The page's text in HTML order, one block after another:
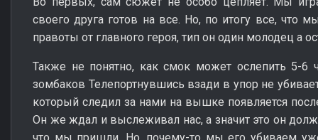
своего друга готов на все. Но, по итогу все, что
правоты от главного героя, тип он один молодец а
Также не понятно, как смок может ослепить 5-6
зомбаков Телепортнувшись взади в упор не
который следил за нами на вышке появляется
Он же ждал и выслеживал нас, а значит это он